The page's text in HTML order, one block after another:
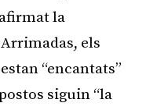
la
els
“encantats”
siguin “la